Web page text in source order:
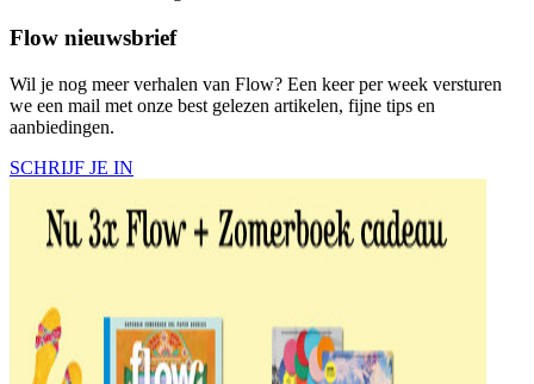
Flow nieuwsbrief
Wil je nog meer verhalen van Flow? Een keer per week versturen
we een mail met onze best gelezen artikelen, fijne tips en
aanbiedingen.
SCHRIJF JE IN